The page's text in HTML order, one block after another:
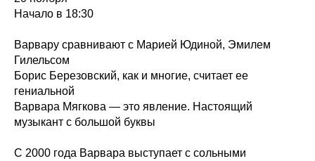
Начало в 18:30
Варвару сравнивают с Марией Юдиной, Эмилем
Гилельсом
Борис Березовский, как и многие, считает ее
гениальной
Варвара Мягкова — это явление. Настоящий
музыкант с большой буквы
С 2000 года Варвара выступает с сольными